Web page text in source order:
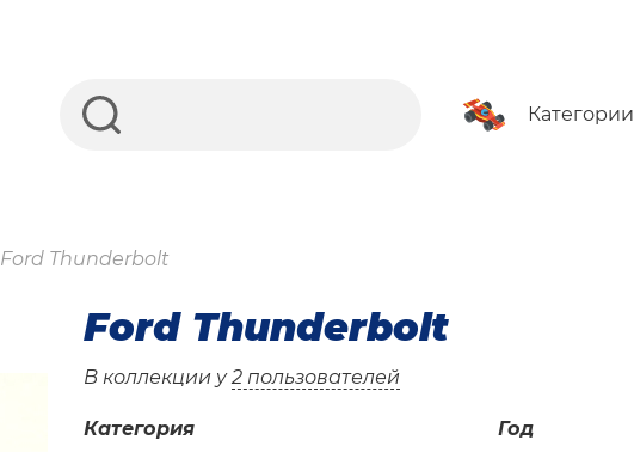
Категории
Ford Thunderbolt
Ford Thunderbolt
В коллекции у2 пользователей
Категория Год